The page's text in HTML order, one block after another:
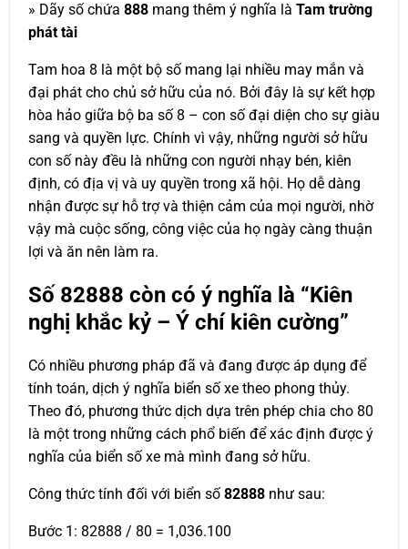
» Dãy số chứa 888 mang thêm ý nghĩa là Tam trường
phát tài
Tam hoa 8 là một bộ số mang lại nhiều may mắn và
đại phát cho chủ sở hữu của nó. Bởi đây là sự kết hợp
hòa hảo giữa bộ ba số 8 – con số đại diện cho sự giàu
sang và quyền lực. Chính vì vậy, những người sở hữu
con số này đều là những con người nhạy bén, kiên
định, có địa vị và uy quyền trong xã hội. Họ dễ dàng
nhận được sự hỗ trợ và thiện cảm của mọi người, nhờ
vậy mà cuộc sống, công việc của họ ngày càng thuận
lợi và ăn nên làm ra.
Số 82888 còn có ý nghĩa là “Kiên
nghị khắc kỷ – Ý chí kiên cường”
Có nhiều phương pháp đã và đang được áp dụng để
tính toán, dịch ý nghĩa biển số xe theo phong thủy.
Theo đó, phương thức dịch dựa trên phép chia cho 80
là một trong những cách phổ biến để xác định được ý
nghĩa của biển số xe mà mình đang sở hữu.
Công thức tính đối với biển số82888 như sau:
Bước 1: 82888 / 80 = 1,036.100